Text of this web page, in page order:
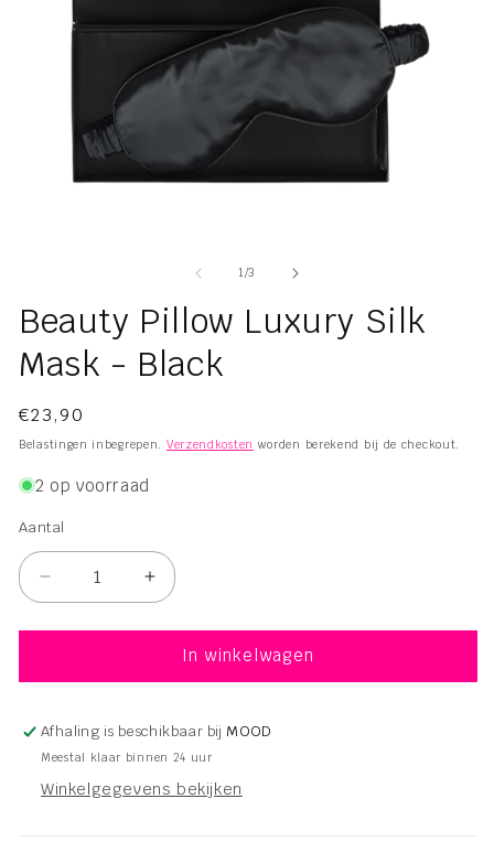
1/van
3
Beauty Pillow Luxury Silk
Mask - Black
Normale
prijs
€23,90
Belastingen inbegrepen. Verzendkosten worden berekend bij de checkout.
2 op voorraad
Aantal
Aantal
Aantal
verlagen
voor
Pillow
Silk
Mask
Black
Aantal
verhogen
voor
Beauty
Pillow
Silk
Mask
Black
In winkelwagen
Afhaling is beschikbaar bij MOOD
Meestal klaar binnen 24 uur
Winkelgegevens bekijken